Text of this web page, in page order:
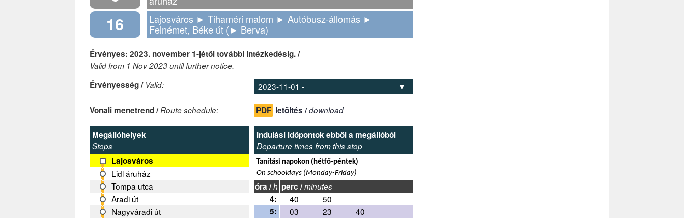
16
Lajosváros ► Tihaméri malom ► Autóbusz-állomás ►
Felnémet, Béke út (► Berva)
Érvényes: 2023. november 1-jétől további intézkedésig. /
Valid from 1 Nov 2023 until further notice.
Érvényesség / Valid:
Vonali menetrend /Route schedule: PDF letöltés /download
Megállóhelyek
Stops
Lajosváros
Lidl áruház
Tompa utca
Aradi út
Nagyváradi út
Indulási időpontok ebből a megállóból
Departure times from this stop
Tanítási napokon (hétfő-péntek)
On schooldays (Monday-Friday)
óra /h perc /minutes
4: 40
50
5:
03 23
40